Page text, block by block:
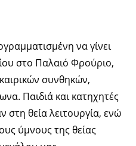
να γίνει
στο Παλαιό Φρούριο,
συνθηκών,
Παιδιά και κατηχητές
στη θεία λειτουργία, ενώ
ύμνους της θείας